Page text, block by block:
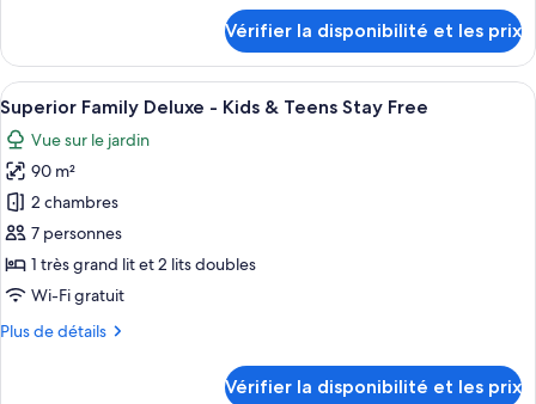
Punta
Cana
with
Golf
Course
View
le
type
de
chambre
Three-
Bedroom
Villa
with
Golf
Course
View
Vérifier la disponibilité et les prix
Afficher
toutes
les
photos
pour
ce
type
de
chambre :
Superior
Un lit avec un drap blanc, une zone
13
Superior Family Deluxe - Kids & Teens Stay Free
Vue sur le jardin
90 m²
2 chambres
7 personnes
1 très grand lit et 2 lits doubles
Wi-Fi gratuit
Plus de détails
Plus
Vérifier la disponibilité et les prix